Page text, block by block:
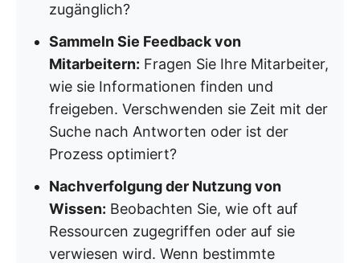
zugänglich?
Sammeln Sie Feedback von
Mitarbeitern: Fragen Sie Ihre Mitarbeiter,
wie sie Informationen finden und
freigeben. Verschwenden sie Zeit mit der
Suche nach Antworten oder ist der
Prozess optimiert?
Nachverfolgung der Nutzung von
Wissen: Beobachten Sie, wie oft auf
Ressourcen zugegriffen oder auf sie
verwiesen wird. Wenn bestimmte